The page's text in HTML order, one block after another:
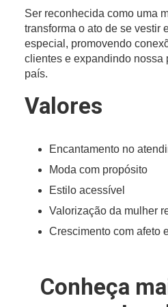
Ser reconhecida como uma
transforma o ato de se vestir
especial, promovendo
clientes e expandindo nossa
país.
Valores
Encantamento no
Moda com propósito
Estilo acessível
Valorização da mulher
Crescimento com afeto
Conheça